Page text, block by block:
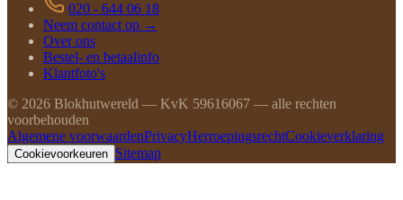
020 - 644 06 18
Neem contact op →
Over ons
Bestel- en betaalinfo
Klantfoto's
© 2026 Blokhutwereld — KvK 59616067 — alle rechten
voorbehouden
Algemene voorwaardenPrivacyHerroepingsrechtCookieverklaring
Cookievoorkeuren Sitemap